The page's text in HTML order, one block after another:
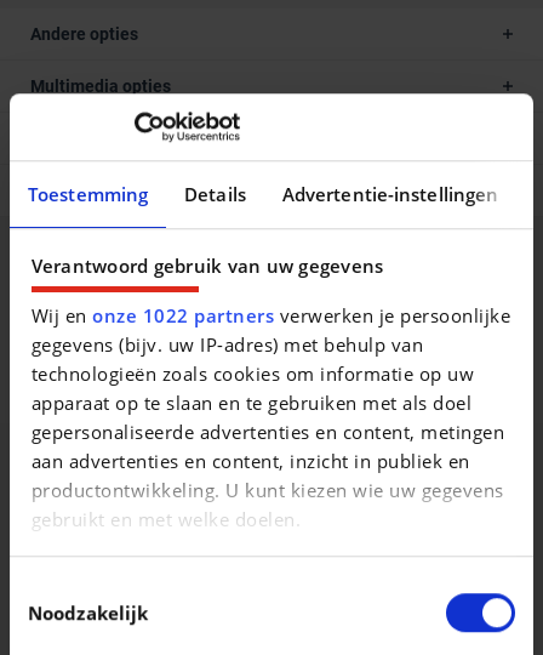
Toestemming Details Advertentie-instellingen
Verantwoord gebruik van uw gegevens
Wij enonze 1022 partners verwerken je persoonlijke
gegevens (bijv. uw IP-adres) met behulp van
technologieën zoals cookies om informatie op uw
apparaat op te slaan en te gebruiken met als doel
gepersonaliseerde advertenties en content, metingen
aan advertenties en content, inzicht in publiek en
productontwikkeling. U kunt kiezen wie uw gegevens
gebruikt en met welke doelen.
Informatie verzamelen over uw geografische
locatie, die tot een paar meter nauwkeurig kan zijn
Noodzakelijk
Andere opties
Multimedia opties
Comfort en uitrusting
Veiligheidsopties
Beschrijving van het voertuig occasie
None
None
Vergelijkbare voertuigen